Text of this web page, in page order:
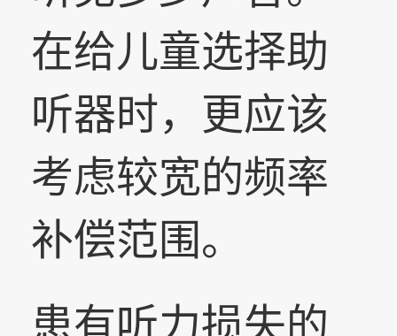
在给儿童选择助
听器时，更应该
考虑较宽的频率
补偿范围。
患有听力损失的